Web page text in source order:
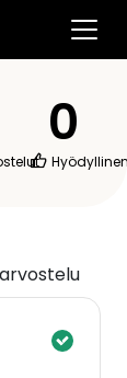
0
arvostelu